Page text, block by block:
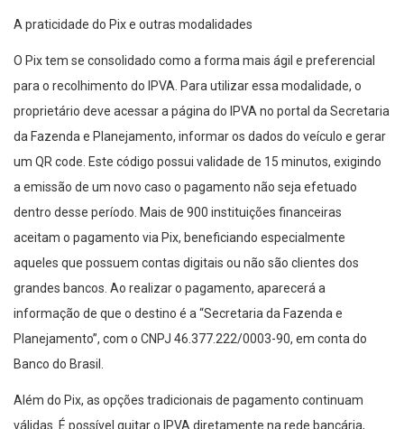
A praticidade do Pix e outras modalidades
O Pix tem se consolidado como a forma mais ágil e preferencial
para o recolhimento do IPVA. Para utilizar essa modalidade, o
proprietário deve acessar a página do IPVA no portal da Secretaria
da Fazenda e Planejamento, informar os dados do veículo e gerar
um QR code. Este código possui validade de 15 minutos, exigindo
a emissão de um novo caso o pagamento não seja efetuado
dentro desse período. Mais de 900 instituições financeiras
aceitam o pagamento via Pix, beneficiando especialmente
aqueles que possuem contas digitais ou não são clientes dos
grandes bancos. Ao realizar o pagamento, aparecerá a
informação de que o destino é a “Secretaria da Fazenda e
Planejamento”, com o CNPJ 46.377.222/0003-90, em conta do
Banco do Brasil.
Além do Pix, as opções tradicionais de pagamento continuam
válidas. É possível quitar o IPVA diretamente na rede bancária,